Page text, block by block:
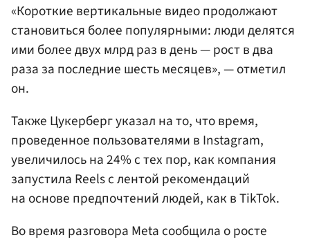
«Короткие вертикальные видео продолжают
становиться более популярными: люди делятся
ими более двух млрд раз в день — рост в два
раза за последние шесть месяцев», — отметил
он.
Также Цукерберг указал на то, что время,
проведенное пользователями в Instagram,
увеличилось на 24% с тех пор, как компания
запустила Reels с лентой рекомендаций
на основе предпочтений людей, как в TikTok.
Во время разговора Meta сообщила о росте